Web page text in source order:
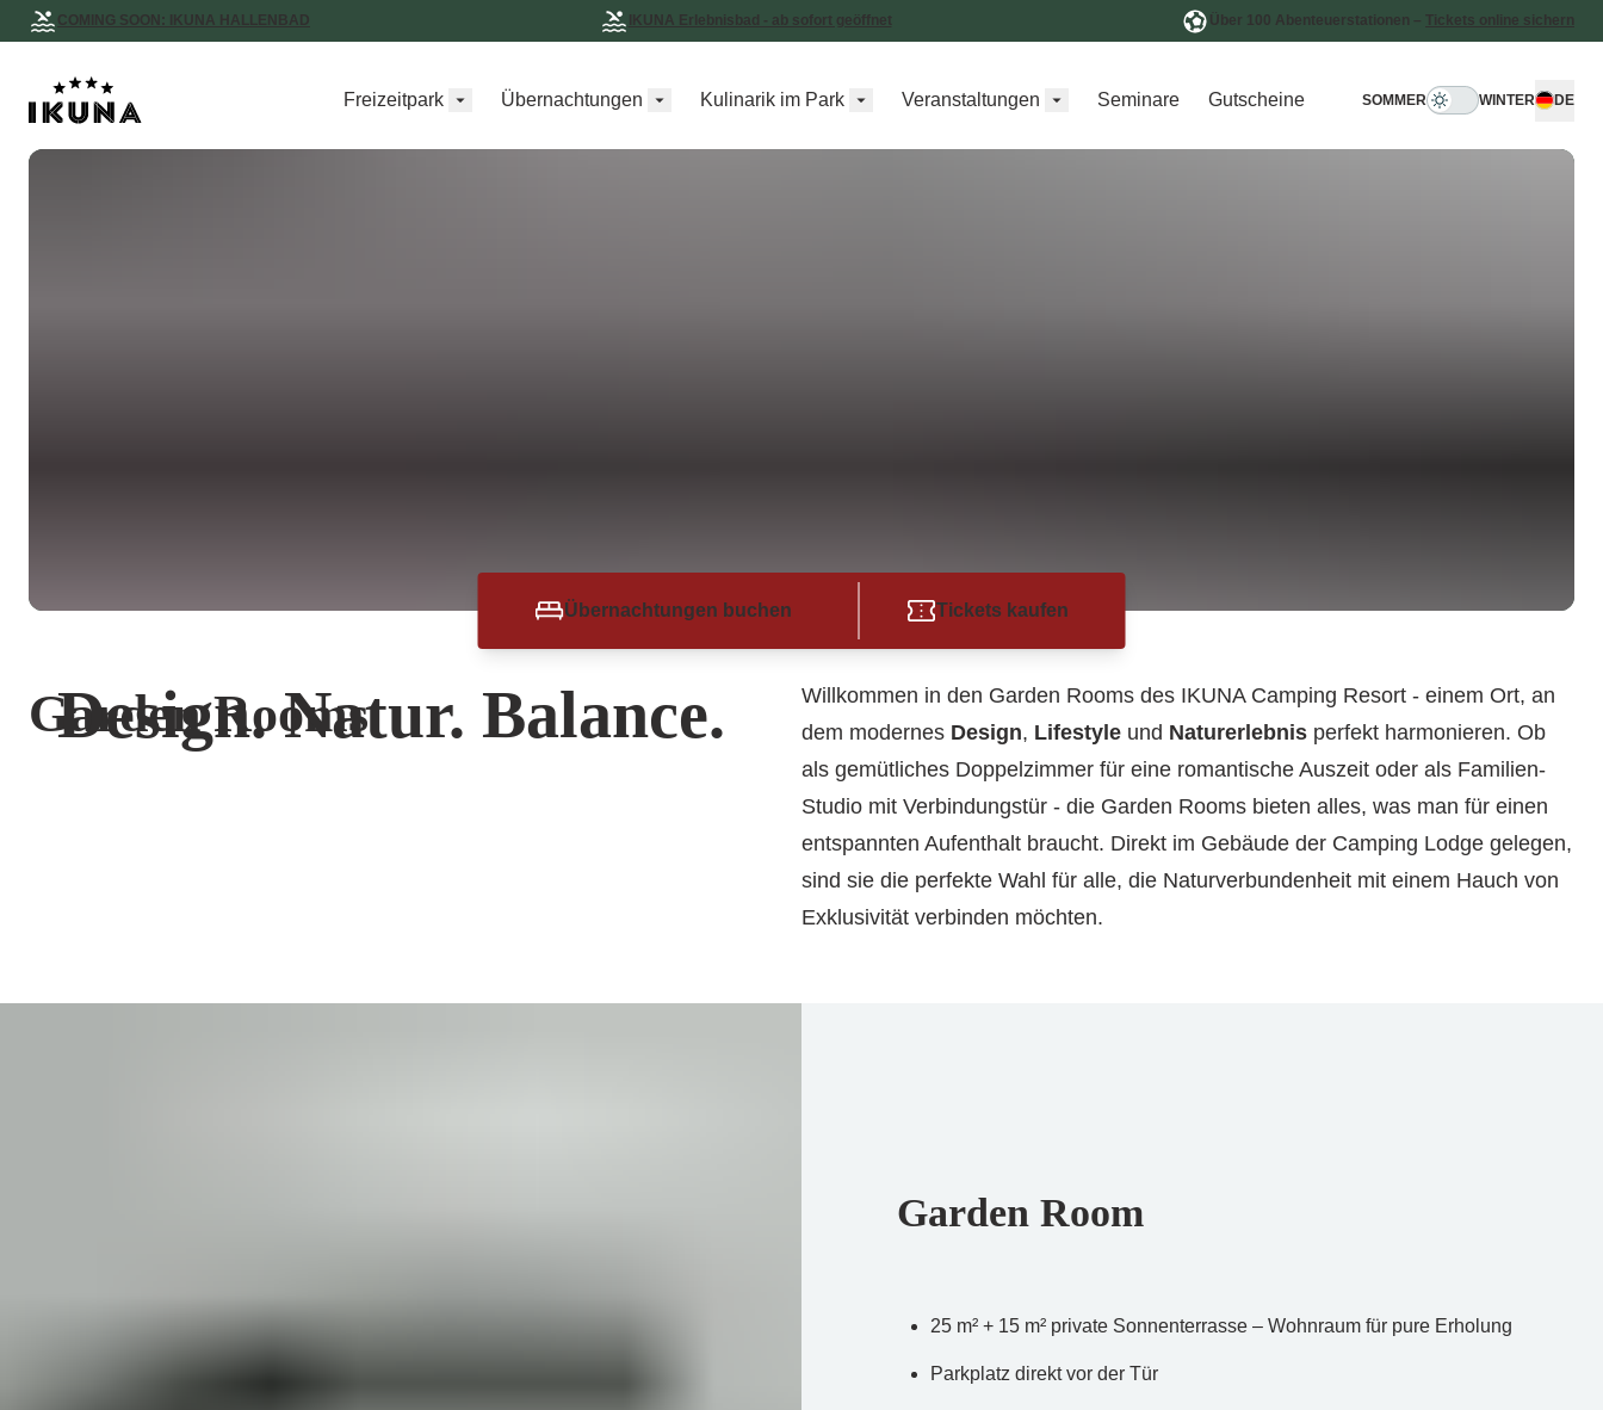
COMING SOON: IKUNA HALLENBAD IKUNA Erlebnisbad - ab sofort geöffnet Über 100 Abenteuerstationen – Tickets online sichern
Freizeitpark Übernachtungen Kulinarik im Park Veranstaltungen Seminare Gutscheine SOMMER WINTER DE
Design. Natur. Balance.
Übernachtungen buchen Tickets kaufen
Garden Rooms
Willkommen in den Garden Rooms des IKUNA Camping Resort - einem Ort, an
dem modernes Design, Lifestyle und Naturerlebnis perfekt harmonieren. Ob
als gemütliches Doppelzimmer für eine romantische Auszeit oder als Familien-
Studio mit Verbindungstür - die Garden Rooms bieten alles, was man für einen
entspannten Aufenthalt braucht. Direkt im Gebäude der Camping Lodge gelegen,
sind sie die perfekte Wahl für alle, die Naturverbundenheit mit einem Hauch von
Exklusivität verbinden möchten.
Garden Room
25 m² + 15 m² private Sonnenterrasse – Wohnraum für pure Erholung
Parkplatz direkt vor der Tür